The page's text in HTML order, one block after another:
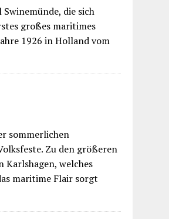
die sich
großes maritimes
1926 in Holland vom
sommerlichen
Zu den größeren
welches
maritime Flair sorgt